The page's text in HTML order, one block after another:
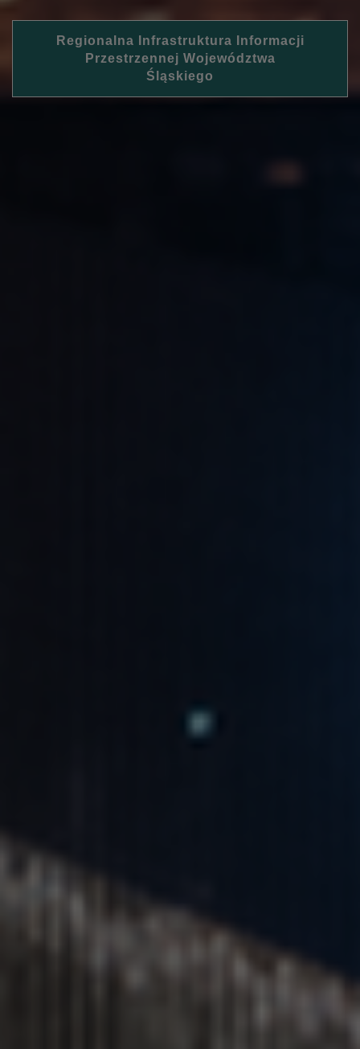
Regionalna Infrastruktura Informacji
Przestrzennej Województwa
Śląskiego